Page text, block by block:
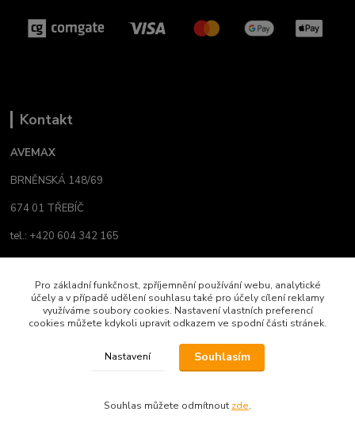
Kontakt
AVEMAX
BRNĚNSKÁ 148/69
674 01 TŘEBÍČ
tel.: +420 604 342 165
info@yamaha-shop.cz
Váš Yamaha Music Members účet. Místo pro
registraci Vašich produktů, přihlášení se k
co Vás zajímá.
Pro základní funkčnost, zpříjemnění používání webu, analytické
účely a v případě udělení souhlasu také pro účely cílení reklamy
využíváme soubory cookies. Nastavení vlastních preferencí
cookies můžete kdykoli upravit odkazem ve spodní části stránek.
Nastavení Souhlasím
Souhlas můžete odmítnout zde.